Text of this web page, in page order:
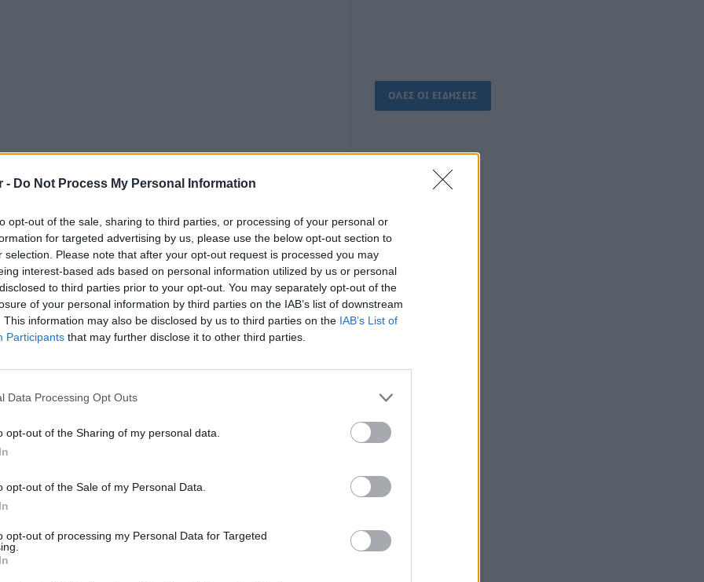
- Do Not Process My Personal Information
opt-out of the sale, sharing to third parties, or processing of your personal or
for targeted advertising by us, please use the below opt-out section to
selection. Please note that after your opt-out request is processed you may
interest-based ads based on personal information utilized by us or personal
to third parties prior to your opt-out. You may separately opt-out of the
of your personal information by third parties on the IAB’s list of downstream
This information may also be disclosed by us to third parties on the IAB’s List of
Participants that may further disclose it to other third parties.
Data Processing Opt Outs
opt-out of the Sharing of my personal data.
opt-out of the Sale of my Personal Data.
opt-out of processing my Personal Data for Targeted
8 Απριλίου 2026, σε Α΄ προβολή τη
ελληνική – αγαπημένη του κοινού –
ΟΛΕΣ ΟΙ ΕΙΔΗΣΕΙΣ